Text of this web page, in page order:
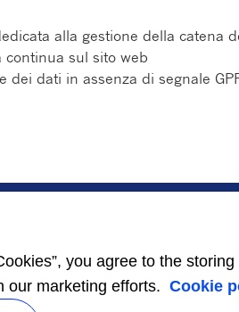
alla gestione della catena
continua sul sito web
dei dati in assenza di segnale
PRODOTTI
Documentazione
you agree to the
our marketing efforts. Cookie